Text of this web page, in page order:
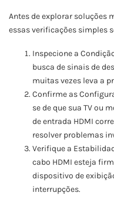
Antes de explorar soluções
essas verificações simples
Inspecione a
busca de sinais de
muitas vezes leva a
Confirme as
se de que sua TV ou
de entrada HDMI
resolver problemas
Verifique a
cabo HDMI esteja
dispositivo de
interrupções.